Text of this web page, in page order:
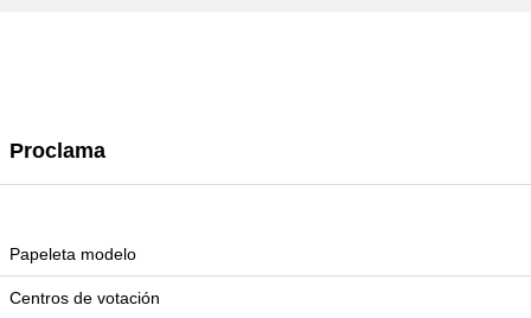
Proclama
Papeleta modelo
Centros de votación